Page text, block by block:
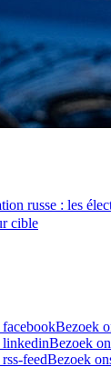
russe : les
cible
Bezoek
linkedinBezoek
feedBezoek